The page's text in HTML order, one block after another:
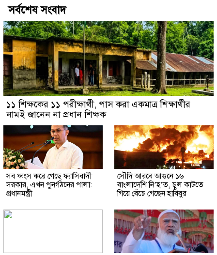
সর্বশেষ সংবাদ
১১ শিক্ষকের ১১ পরীক্ষার্থী, পাস করা একমাত্র শিক্ষার্থীর
নামই জানেন না প্রধান শিক্ষক
সব ধ্বংস করে গেছে ফ্যাসিবাদী
সরকার, এখন পুনর্গঠনের পালা:
প্রধানমন্ত্রী
সৌদি আরবে আগুনে ১৬
বাংলাদেশি নি’হ’ত, চুল কাটতে
গিয়ে বেঁচে গেছেন হাবিবুর